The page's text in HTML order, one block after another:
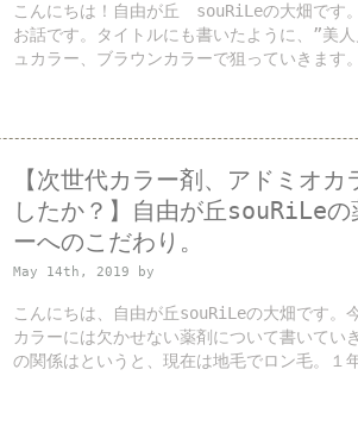
こんにちは！自由が丘 souRiLeの大畑です
お話です。タイトルにも書いたように、”美
ュカラー、ブラウンカラーで狙っていきま
【次世代カラー剤、アドミオカ
したか？】自由が丘souRiLeの
ーへのこだわり。
May 14th, 2019 by
こんにちは、自由が丘souRiLeの大畑です。
カラーには欠かせない薬剤について書いてい
の関係はというと、現在は地毛でロン毛。